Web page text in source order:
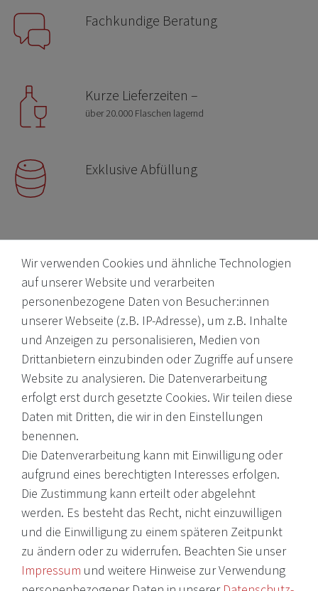
Fachkundige Beratung
Kurze Lieferzeiten –
über 20.000 Flaschen lagernd
Exklusive Abfüllung
Internationale Weine, Brände, Feinkost & mehr. Entdecken Sie
unser Sortiment online oder in unserem Ladengeschäft. Wenn
Sie Fragen haben, wenden Sie sich an uns.
EMail: shop@victoria-weine.com
Telefon: +49 (0)7931 56 34 11
© 2026 Copyright Victoria Weine
Impressum
Daten­schutz­erklärung
AGB
Barrierefreiheitserklärung
Wir verwenden Cookies und ähnliche Technologien
auf unserer Website und verarbeiten
personenbezogene Daten von Besucher:innen
unserer Webseite (z.B. IP-Adresse), um z.B. Inhalte
und Anzeigen zu personalisieren, Medien von
Drittanbietern einzubinden oder Zugriffe auf unsere
Website zu analysieren. Die Datenverarbeitung
erfolgt erst durch gesetzte Cookies. Wir teilen diese
Daten mit Dritten, die wir in den Einstellungen
benennen.
Die Datenverarbeitung kann mit Einwilligung oder
aufgrund eines berechtigten Interesses erfolgen.
Die Zustimmung kann erteilt oder abgelehnt
werden. Es besteht das Recht, nicht einzuwilligen
und die Einwilligung zu einem späteren Zeitpunkt
zu ändern oder zu widerrufen. Beachten Sie unser
Impressum und weitere Hinweise zur Verwendung